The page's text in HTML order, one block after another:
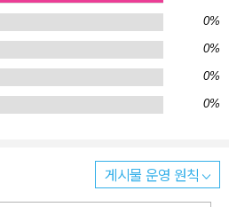
게 나의 부탁을 들어줄 때도 있다. 이
그리고 소통에 참여한 모두가 만족을
한 상황을 자연스럽게 만드는 방법이
고민에 명료한 해결책을 제시한다.
사고방식을 바탕으로 한 ‘휴먼 해
욱 발전시키고 싶을 때 등 어떤 상황에
무기이다. 이 책에는 낯선 사람과도 빠
0%
0%
0%
0%
게시물 운영 원칙